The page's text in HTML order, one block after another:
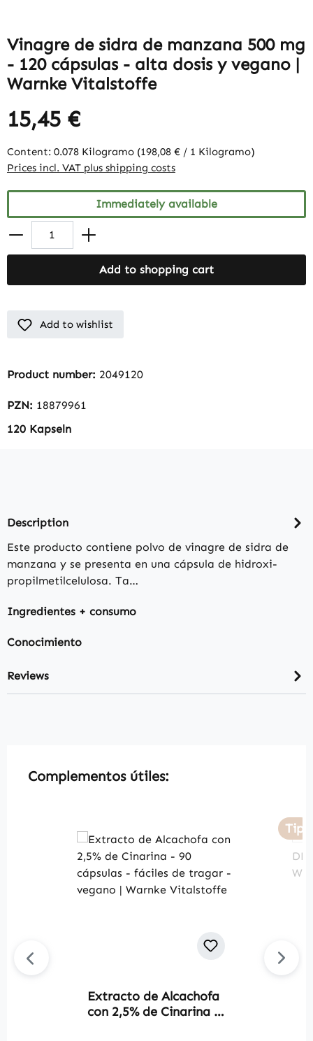
Vinagre de sidra de manzana 500 mg
- 120 cápsulas - alta dosis y vegano |
Warnke Vitalstoffe
15,45 €
Content: 0.078 Kilogramo (198,08 € / 1 Kilogramo)
Prices incl. VAT plus shipping costs
Immediately available
Add to shopping cart
Add to wishlist
Product number: 2049120
PZN: 18879961
120 Kapseln
Description
Este producto contiene polvo de vinagre de sidra de
manzana y se presenta en una cápsula de hidroxi-
propilmetilcelulosa. Ta…
Ingredientes + consumo
Conocimiento
Reviews
Skip product gallery
Complementos útiles:
Extracto de Alcachofa
con 2,5% de Cinarina -
Tip